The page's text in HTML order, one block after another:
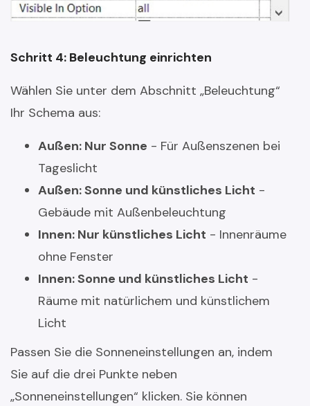
Schritt 4: Beleuchtung einrichten
Wählen Sie unter dem Abschnitt „Beleuchtung“
Ihr Schema aus:
Außen: Nur Sonne - Für Außenszenen bei
Tageslicht
Außen: Sonne und künstliches Licht -
Gebäude mit Außenbeleuchtung
Innen: Nur künstliches Licht - Innenräume
ohne Fenster
Innen: Sonne und künstliches Licht -
Räume mit natürlichem und künstlichem
Licht
Passen Sie die Sonneneinstellungen an, indem
Sie auf die drei Punkte neben
„Sonneneinstellungen“ klicken. Sie können